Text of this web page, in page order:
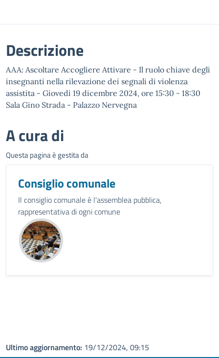
Descrizione
AAA: Ascoltare Accogliere Attivare - Il ruolo chiave degli
insegnanti nella rilevazione dei segnali di violenza
assistita - Giovedì 19 dicembre 2024, ore 15:30 - 18:30
Sala Gino Strada - Palazzo Nervegna
A cura di
Questa pagina è gestita da
Consiglio comunale
Il consiglio comunale è l'assemblea pubblica,
rappresentativa di ogni comune
Ultimo aggiornamento: 19/12/2024, 09:15